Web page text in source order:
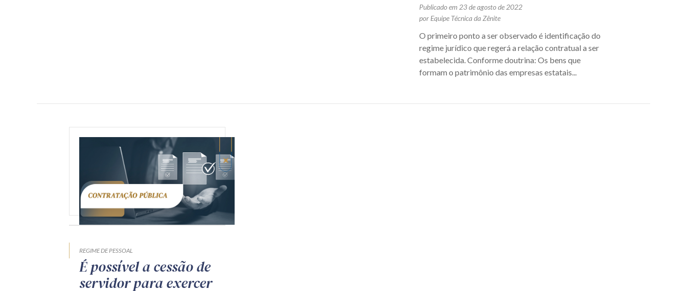
Publicado em 23 de agosto de 2022
por Equipe Técnica da Zênite
O primeiro ponto a ser observado é identificação do
regime jurídico que regerá a relação contratual a ser
estabelecida. Conforme doutrina: Os bens que
formam o patrimônio das empresas estatais...
REGIME DE PESSOAL
É possível a cessão de
servidor para exercer